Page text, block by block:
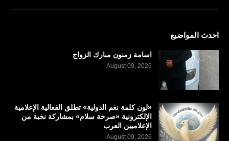
احدث المواضيع
اسامة زمنون مبارك الزواج
August 09, 2026
«لون كلمة نغم الدولية» تطلق الفعالية الإعلامية
الإلكترونية «صرخة سلام» بمشاركة نخبة من
الإعلاميين العرب
August 09, 2026